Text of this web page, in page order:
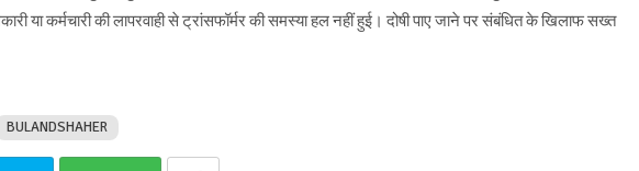
या कर्मचारी की लापरवाही से ट्रांसफॉर्मर की समस्या हल नहीं हुई। दोषी पाए जाने पर संबंधित के खिलाफ सख्त
BULANDSHAHER